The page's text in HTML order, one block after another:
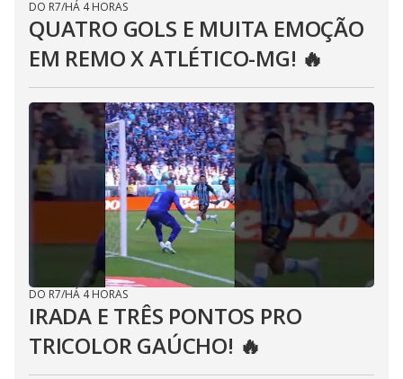
DO R7/HÁ 4 HORAS
QUATRO GOLS E MUITA EMOÇÃO
EM REMO X ATLÉTICO-MG! 🔥
DO R7/HÁ 4 HORAS
IRADA E TRÊS PONTOS PRO
TRICOLOR GAÚCHO! 🔥